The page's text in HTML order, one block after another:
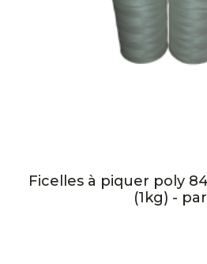
Ficelles à piquer poly
(1kg) -